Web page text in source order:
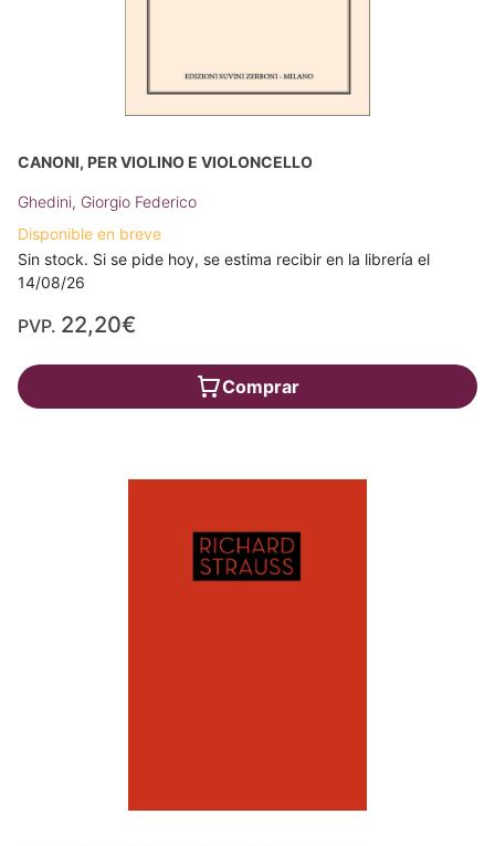
CANONI, PER VIOLINO E VIOLONCELLO
Ghedini, Giorgio Federico
Disponible en breve
Sin stock. Si se pide hoy, se estima recibir en la librería el
14/08/26
PVP. 22,20€
Comprar